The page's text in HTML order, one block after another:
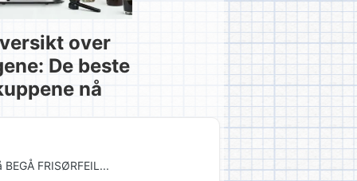
over
De beste
nå
FRISØRFEIL...